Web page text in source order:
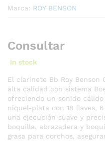
Marca: ROY BENSON
Consultar
In stock
El clarinete Bb Roy Benson
alta calidad con sistema
ofreciendo un sonido
niquel-plata con 18 llaves,
una ejecución suave y
boquilla, abrazadera y
grasa para corchos,